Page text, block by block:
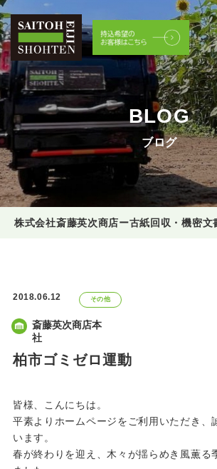
BLOG
ブログ
2018.06.12 その他
斎藤英次商店本
社
柏市ゴミゼロ運動
皆様、こんにちは。
平素よりホームページをご利用いただき、
います。
春が終わりを迎え、木々が揺らめき風薫る